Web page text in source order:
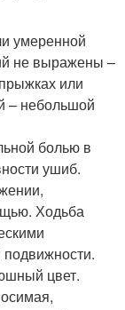
умеренной
не выражены –
или
– небольшой
болью в
ушиб.
Ходьба
цвет.